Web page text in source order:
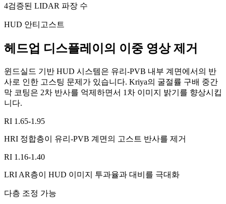
4검증된 LIDAR 파장 수
HUD 안티고스트
헤드업 디스플레이의 이중 영상 제거
윈드실드 기반 HUD 시스템은 유리-PVB 내부 계면에서의 반
사로 인한 고스팅 문제가 있습니다. Kriya의 굴절률 구배 중간
막 코팅은 2차 반사를 억제하면서 1차 이미지 밝기를 향상시킵
니다.
RI 1.65-1.95
HRI 정합층이 유리-PVB 계면의 고스트 반사를 제거
RI 1.16-1.40
LRI AR층이 HUD 이미지 투과율과 대비를 극대화
다층 조정 가능